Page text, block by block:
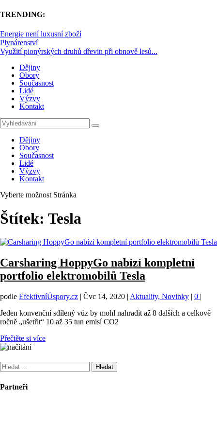
TRENDING:
Energie není luxusní zboží
Plynárenství
Využití pionýrských druhů dřevin při obnově lesů...
Dějiny
Obory
Současnost
Lidé
Výzvy
Kontakt
Dějiny
Obory
Současnost
Lidé
Výzvy
Kontakt
Vyberte možnost Stránka
Štítek: Tesla
Carsharing HoppyGo nabízí kompletní
portfolio elektromobilů Tesla
podle EfektivníÚspory.cz | Čvc 14, 2020 | Aktuality, Novinky | 0 |
Jeden konvenční sdílený vůz by mohl nahradit až 8 dalších a celkově
ročně „ušetřit“ 10 až 35 tun emisí CO2
Přečtěte si více
Vyhledávání
Partneři